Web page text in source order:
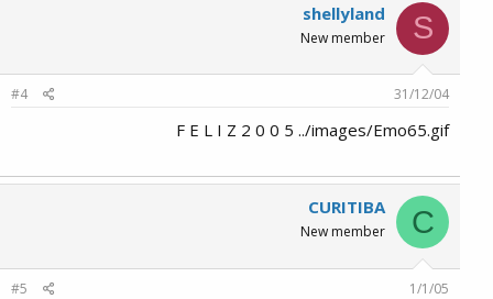
S
shellyland
New member
31/12/04
#4
F E L I Z 2 0 0 5 ../images/Emo65.gif
C
CURITIBA
New member
1/1/05
#5